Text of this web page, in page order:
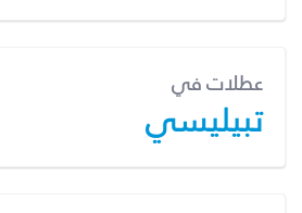
عطلات في
تبيليسي